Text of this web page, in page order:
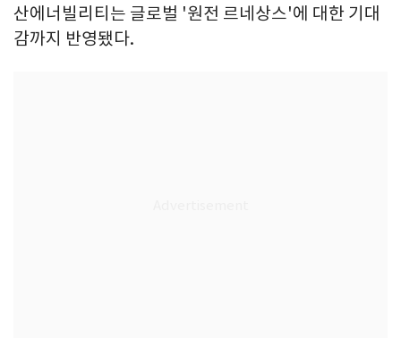
산에너빌리티는 글로벌 '원전 르네상스'에 대한 기대
감까지 반영됐다.